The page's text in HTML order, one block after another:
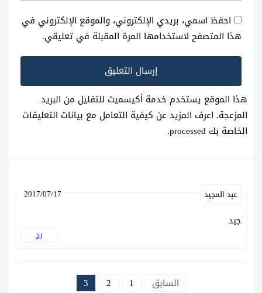
احفظ اسمي، بريدي الإلكتروني، والموقع الإلكتروني في
هذا المتصفح لاستخدامها المرة المقبلة في تعليقي.
هذا الموقع يستخدم خدمة أكيسميت للتقليل من البريد
المزعجة. اعرف المزيد عن كيفية التعامل مع بيانات التعليقات
الخاصة بك processed
.
عبد المجيد 2017/07/17
جيد
رد
السابق 1
2
3